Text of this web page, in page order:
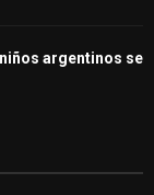
argentinos se